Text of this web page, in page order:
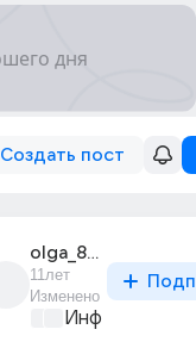
Создать пост
olga_89151
11лет
Изменено